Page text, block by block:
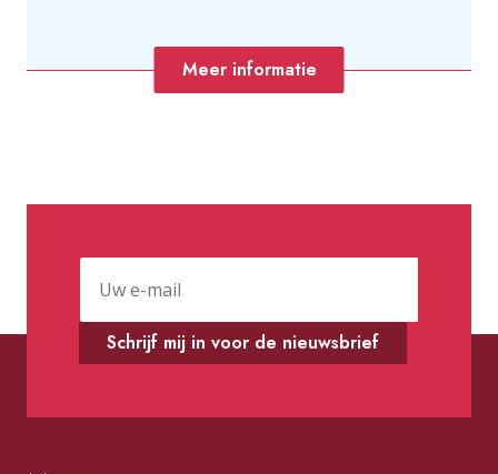
Meer informatie
Schrijf mij in voor de nieuwsbrief